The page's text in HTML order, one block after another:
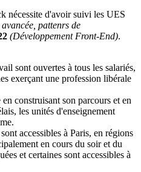
nécessite d'avoir suivi les UES
pattenrs de
(Développement Front-End).
sont ouvertes à tous les salariés,
exerçant une profession libérale
construisant son parcours et en
les unités d'enseignement
accessibles à Paris, en régions
en cours du soir et du
et certaines sont accessibles à